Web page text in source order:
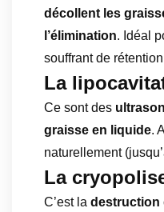
décollent les
l’élimination. Idéal
souffrant de rétention
La
Ce sont des
graisse en liquide.
naturellement
La
C’est la destruction